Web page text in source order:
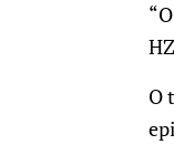
O